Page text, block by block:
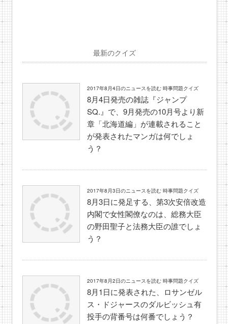
最新のクイズ
2017年8月4日のニュースを読む 時事問題クイズ
8月4日発売の雑誌『ジャンプ
SQ.』で、9月発売の10月号より新
章「北海道編」が連載されること
が発表されたマンガは何でしょ
う？
2017年8月3日のニュースを読む 時事問題クイズ
8月3日に発足する、第3次安倍改造
内閣で女性閣僚なのは、総務大臣
の野田聖子と法務大臣の誰でしょ
う？
2017年8月2日のニュースを読む 時事問題クイズ
8月1日に発表された、ロサンゼル
ス・ドジャースのダルビッシュ有
投手の背番号は何番でしょう？